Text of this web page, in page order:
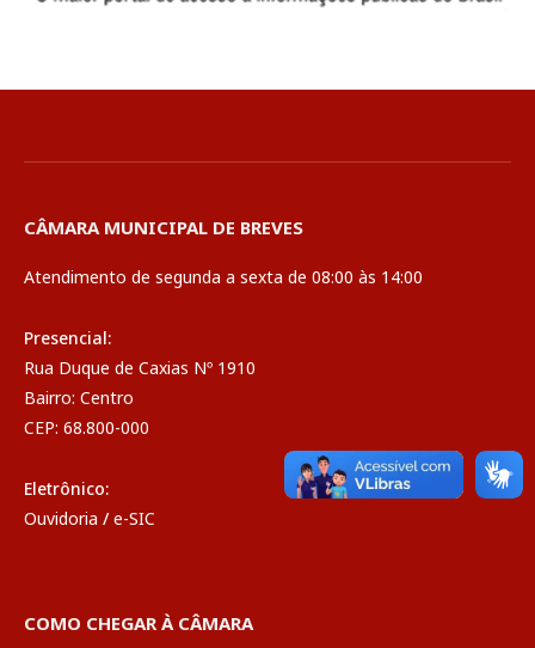
CÂMARA MUNICIPAL DE BREVES
Atendimento de segunda a sexta de 08:00 às 14:00
Presencial:
Rua Duque de Caxias Nº 1910
Bairro: Centro
CEP: 68.800-000
Eletrônico:
Ouvidoria / e-SIC
COMO CHEGAR À CÂMARA